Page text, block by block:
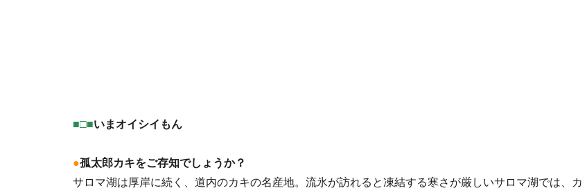
■□■いまオイシイもん
●孤太郎カキをご存知でしょうか？
サロマ湖は厚岸に続く、道内のカキの名産地。流氷が訪れると凍結する寒さが厳しいサロマ湖では、カ